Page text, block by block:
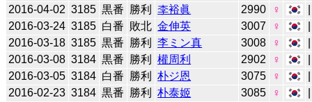
2016-04-02 3185 黒番 勝利 李裕眞 2990 ♀
2016-03-24 3185 白番 敗北 金伸英 3007 ♀
2016-03-18 3185 黒番 勝利 李ミン真 3008 ♀
2016-03-08 3184 黒番 勝利 權周利 2902 ♀
2016-03-05 3184 白番 勝利 朴ジ恩 3075 ♀
2016-02-23 3184 黒番 勝利 朴泰姬 3085 ♀